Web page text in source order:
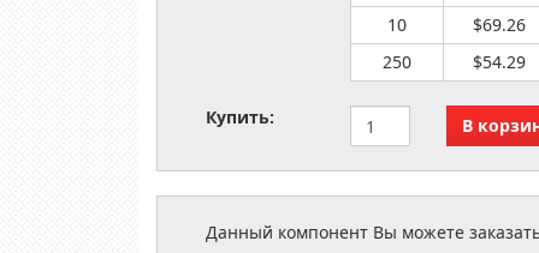
10
$69.26
250
$54.29
Купить:
Данный компонент Вы можете